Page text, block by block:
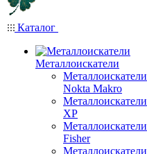
Каталог
Металлоискатели
Металлоискатели
Nokta Makro
Металлоискатели
XP
Металлоискатели
Fisher
Металлоискатели